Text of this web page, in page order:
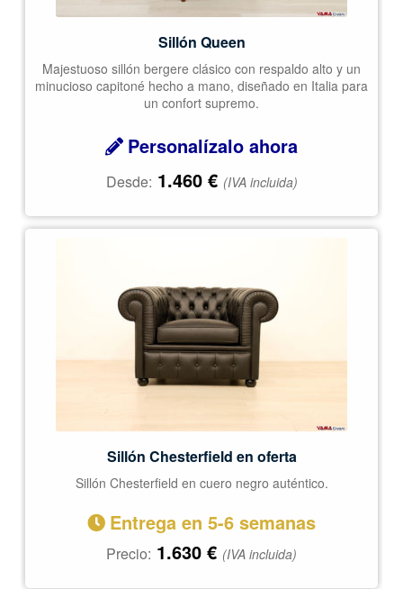
Sillón Queen
Majestuoso sillón bergere clásico con respaldo alto y un
minucioso capitoné hecho a mano, diseñado en Italia para
un confort supremo.
Personalízalo ahora
Desde: 1.460 € (IVA incluida)
Sillón Chesterfield en oferta
Sillón Chesterfield en cuero negro auténtico.
Entrega en 5-6 semanas
Precio: 1.630 € (IVA incluida)